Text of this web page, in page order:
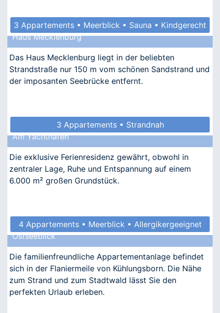
3 Appartements • Meerblick • Sauna • Kindgerecht
• Allergikergeeignet
Haus Mecklenburg
Das Haus Mecklenburg liegt in der beliebten
Strandstraße nur 150 m vom schönen Sandstrand und
der imposanten Seebrücke entfernt.
3 Appartements • Strandnah
Am Yachthafen
Die exklusive Ferienresidenz gewährt, obwohl in
zentraler Lage, Ruhe und Entspannung auf einem
6.000 m² großen Grundstück.
4 Appartements • Meerblick • Allergikergeeignet
Ostseeblick
Die familienfreundliche Appartementanlage befindet
sich in der Flaniermeile von Kühlungsborn. Die Nähe
zum Strand und zum Stadtwald lässt Sie den
perfekten Urlaub erleben.